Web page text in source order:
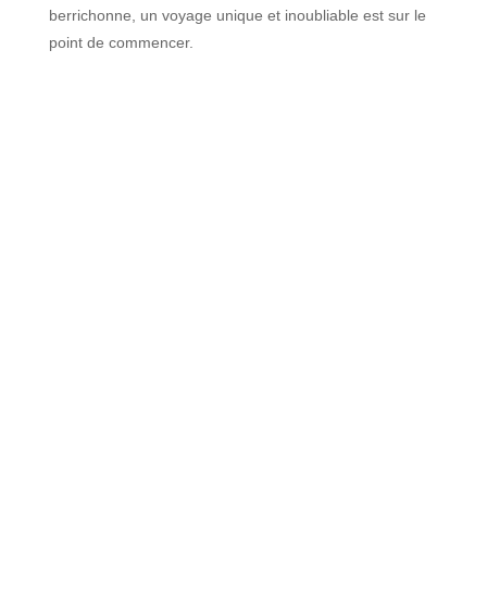
berrichonne, un voyage unique et inoubliable est sur le
point de commencer.